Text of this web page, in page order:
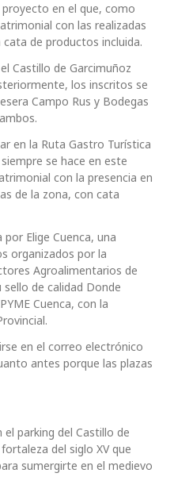
en el que, como
con las realizadas
de productos incluida.
Castillo de Garcimuñoz
los inscritos se
Campo Rus y Bodegas
en la Ruta Gastro Turística
se hace en este
con la presencia en
de la zona, con cata
Elige Cuenca, una
organizados por la
Agroalimentarios de
sello de calidad Donde
Cuenca, con la
en el correo electrónico
antes porque las plazas
parking del Castillo de
del siglo XV que
sumergirte en el medievo